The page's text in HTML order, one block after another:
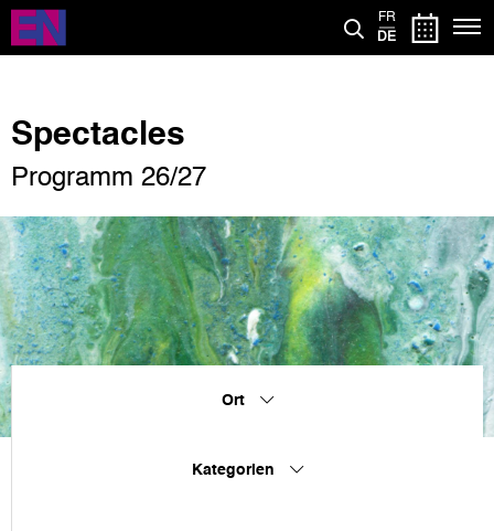
Direkt
zum
Inhalt
FR
DE
Spectacles
Programm 26/27
Ort
Kategorien